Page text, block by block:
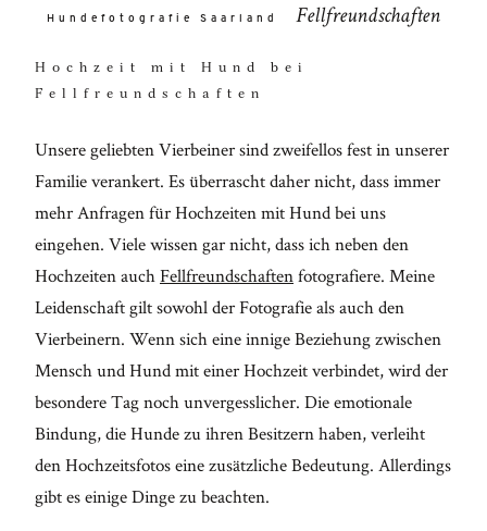
Hundefotografie Saarland Fellfreundschaften
Hochzeit mit Hund bei
Fellfreundschaften
Unsere geliebten Vierbeiner sind zweifellos fest in unserer
Familie verankert. Es überrascht daher nicht, dass immer
mehr Anfragen für Hochzeiten mit Hund bei uns
eingehen. Viele wissen gar nicht, dass ich neben den
Hochzeiten auchFellfreundschaftenfotografiere. Meine
Leidenschaft gilt sowohl der Fotografie als auch den
Vierbeinern. Wenn sich eine innige Beziehung zwischen
Mensch und Hund mit einer Hochzeit verbindet, wird der
besondere Tag noch unvergesslicher. Die emotionale
Bindung, die Hunde zu ihren Besitzern haben, verleiht
den Hochzeitsfotos eine zusätzliche Bedeutung. Allerdings
gibt es einige Dinge zu beachten.
mollis
Maecenas
mollis
interdum.
Etiam
porta sem
malesuada
magna
mollis
euismod.